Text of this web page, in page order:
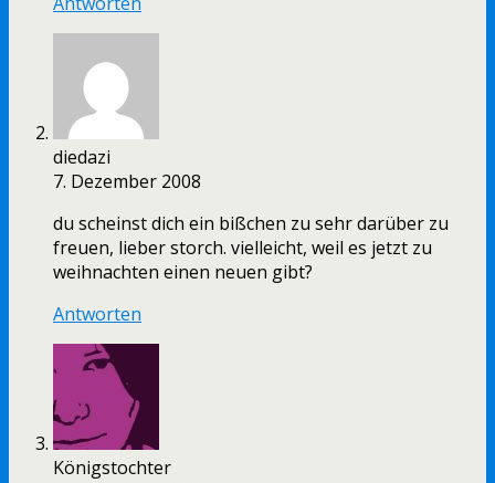
diedazi
7. Dezember 2008
du scheinst dich ein bißchen zu sehr darüber zu
freuen, lieber storch. vielleicht, weil es jetzt zu
weihnachten einen neuen gibt?
Antworten
Königstochter